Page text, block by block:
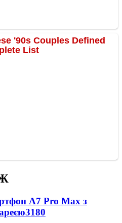
A7 Pro Max з
3180